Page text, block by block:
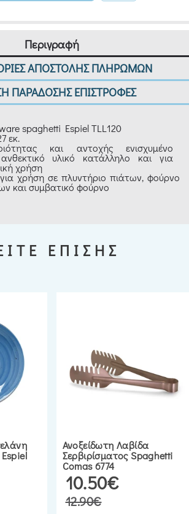
Περιγραφή
ΑΠΟΣΤΟΛΗΣ ΠΛΗΡΩΜΩΝ
ΠΑΡΑΔΟΣΗΣ ΕΠΙΣΤΡΟΦΕΣ
spaghetti Espiel TLL120
εκ.
και αντοχής ενισχυμένο
υλικό κατάλληλο και για
χρήση
χρήση σε πλυντήριο πιάτων, φούρνο
και συμβατικό φούρνο
ΕΠΙΣΗΣ
Ανοξείδωτη Λαβίδα
Σερβιρίσματος Spaghetti
Comas 6774
10.50€
12.90€